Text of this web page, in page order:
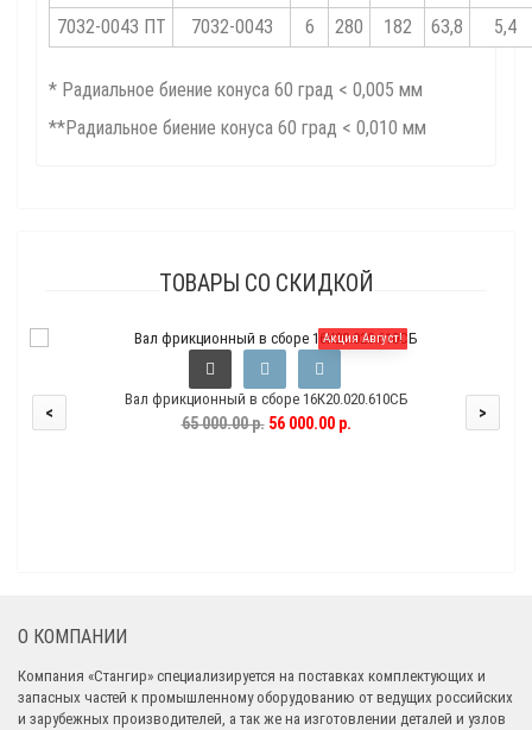
7032-0043 ПТ
7032-0043 6 280 182 63,8 5,4
* Радиальное биение конуса 60 град < 0,005 мм
**Радиальное биение конуса 60 град < 0,010 мм
ТОВАРЫ СО СКИДКОЙ
Акция Август!
Вал фрикционный в сборе 16К20.020.610СБ
65 000.00 р.56 000.00 р.
< >
О КОМПАНИИ
Компания «Стангир» специализируется на поставках комплектующих и
запасных частей к промышленному оборудованию от ведущих российских
и зарубежных производителей, а так же на изготовлении деталей и узлов